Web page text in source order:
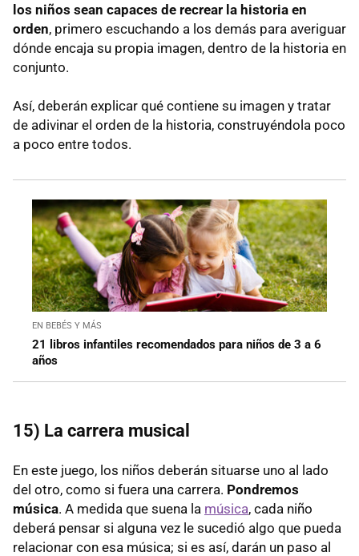
los niños sean capaces de recrear la historia en
orden, primero escuchando a los demás para averiguar
dónde encaja su propia imagen, dentro de la historia en
conjunto.
Así, deberán explicar qué contiene su imagen y tratar
de adivinar el orden de la historia, construyéndola poco
a poco entre todos.
EN BEBÉS Y MÁS
21 libros infantiles recomendados para niños de 3 a 6
años
15) La carrera musical
En este juego, los niños deberán situarse uno al lado
del otro, como si fuera una carrera. Pondremos
música. A medida que suena la música, cada niño
deberá pensar si alguna vez le sucedió algo que pueda
relacionar con esa música; si es así, darán un paso al